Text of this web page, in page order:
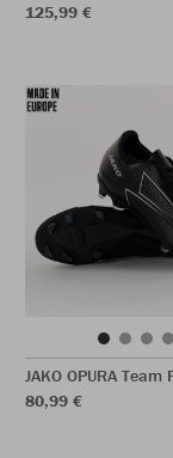
125,99 €
JAKO OPURA Team
80,99 €